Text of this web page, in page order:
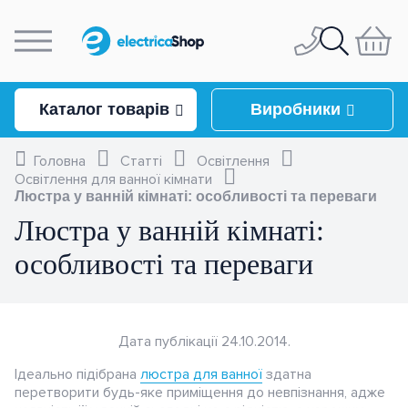
Дата публікації 24.10.2014.
Ідеально підібрана люстра для ванної здатна
перетворити будь-яке приміщення до невпізнання, адже
Головна
Про компанію
Доставка і оплата
Робота у нас
Особистий кабінет
Каталог товарів
Освітлення
Люстри
Люстри стельові
Люстри каскадні
Люстри кришталеві
Світильники
Настінні світильники
Лінійні світильники
Cameleon System
(Nowodvorski)
Бра та підсвічування
Бра з 1 плафоном
Настільні лампи
Розетки та вимикачі
Asfora
Sedna
Valena Life
Berker
навантаженням
Контактори
Виробники
097944-04-77
044228-33-17
050337-07-10
093332-67-53
Головна Статті
Освітлення
Освітлення для ванної кімнати
Люстра у ванній кімнаті: особливості та переваги
Люстра у ванній кімнаті:
особливості та переваги